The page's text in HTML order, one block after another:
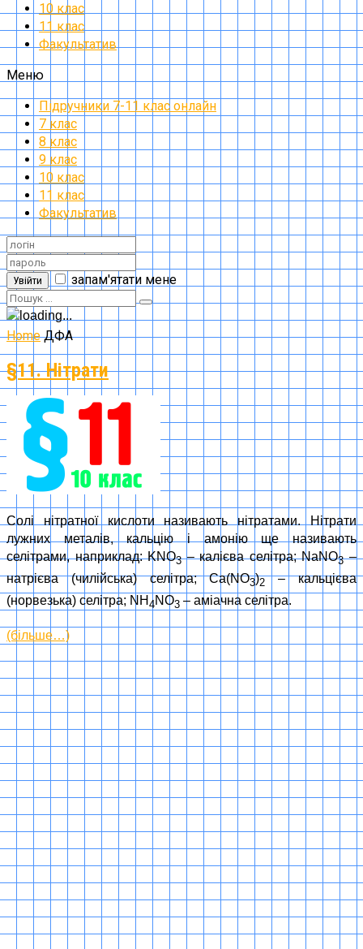
10 клас
11 клас
Факультатив
Меню
Підручники 7-11 клас онлайн
7 клас
8 клас
9 клас
10 клас
11 клас
Факультатив
Увійти запам'ятати мене
Home ДФА
§11. Нітрати
Солі нітратної кислоти називають нітратами. Нітрати
лужних металів, кальцію і амонію ще називають
селітрами, наприклад: KNO3– калієва селітра; NaNO3–
натрієва (чилійська) селітра; Ca(NO3)2– кальцієва
(норвезька) селітра; NH 4NO3 – аміачна селітра.
(більше…)